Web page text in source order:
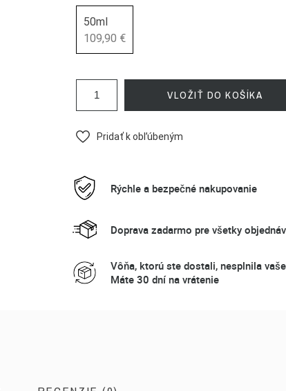
50ml
109,90 €
VLOŽIŤ DO KOŠÍKA
Pridať k obľúbeným
Rýchle a bezpečné nakupovanie
Doprava zadarmo pre všetky
Vôňa, ktorú ste dostali, nesplnila
Máte 30 dní na vrátenie